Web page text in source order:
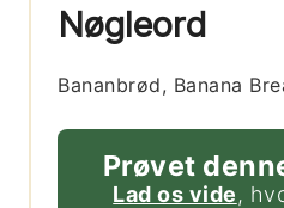
Nøgleord
Bananbrød, Banana
Prøvet
Lad os vide,